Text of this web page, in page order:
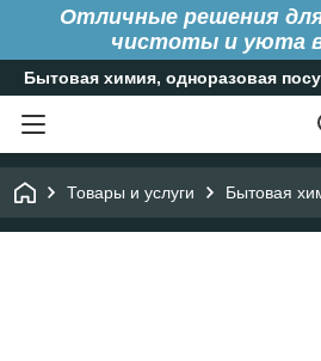
Отличные решения
чистоты и уюта
Бытовая химия, одноразовая
Товары и услуги Бытовая